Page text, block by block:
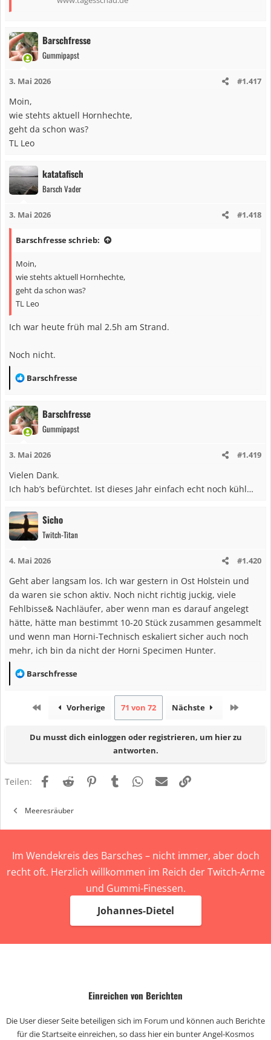
Barschfresse
Gummipapst
3. Mai 2026 #1.417
Moin,
wie stehts aktuell Hornhechte,
geht da schon was?
TL Leo
katatafisch
Barsch Vader
3. Mai 2026 #1.418
Barschfresse schrieb:
Moin,
wie stehts aktuell Hornhechte,
geht da schon was?
TL Leo
Ich war heute früh mal 2.5h am Strand.
Noch nicht.
R
a
k
t
o
:
Barschfresse
Barschfresse
Gummipapst
3. Mai 2026 #1.419
Vielen Dank.
Ich hab’s befürchtet. Ist dieses Jahr einfach echt noch kühl…
Sicho
Twitch-Titan
4. Mai 2026 #1.420
Geht aber langsam los. Ich war gestern in Ost Holstein und
da waren sie schon aktiv. Noch nicht richtig juckig, viele
Fehlbisse& Nachläufer, aber wenn man es darauf angelegt
hätte, hätte man bestimmt 10-20 Stück zusammen gesammelt
und wenn man Horni-Technisch eskaliert sicher auch noch
mehr, ich bin da nicht der Horni Specimen Hunter.
R
n
e
:
Barschfresse
Erste Vorherige 71 von 72 Nächste
Du musst dich einloggen oder registrieren, um hier zu
antworten.
Teilen: FacebookReddit PinterestTumblr WhatsApp
E-Mail
Meeresräuber
Im Wendekreis des Barsches – nicht immer, aber doch
recht oft. Herzlich willkommen im Reich der Twitch-Arme
und Gummi-Finessen.
Johannes-Dietel
Einreichen von Berichten
Die User dieser Seite beteiligen sich im Forum und können auch Berichte
für die Startseite einreichen, so dass hier ein bunter Angel-Kosmos